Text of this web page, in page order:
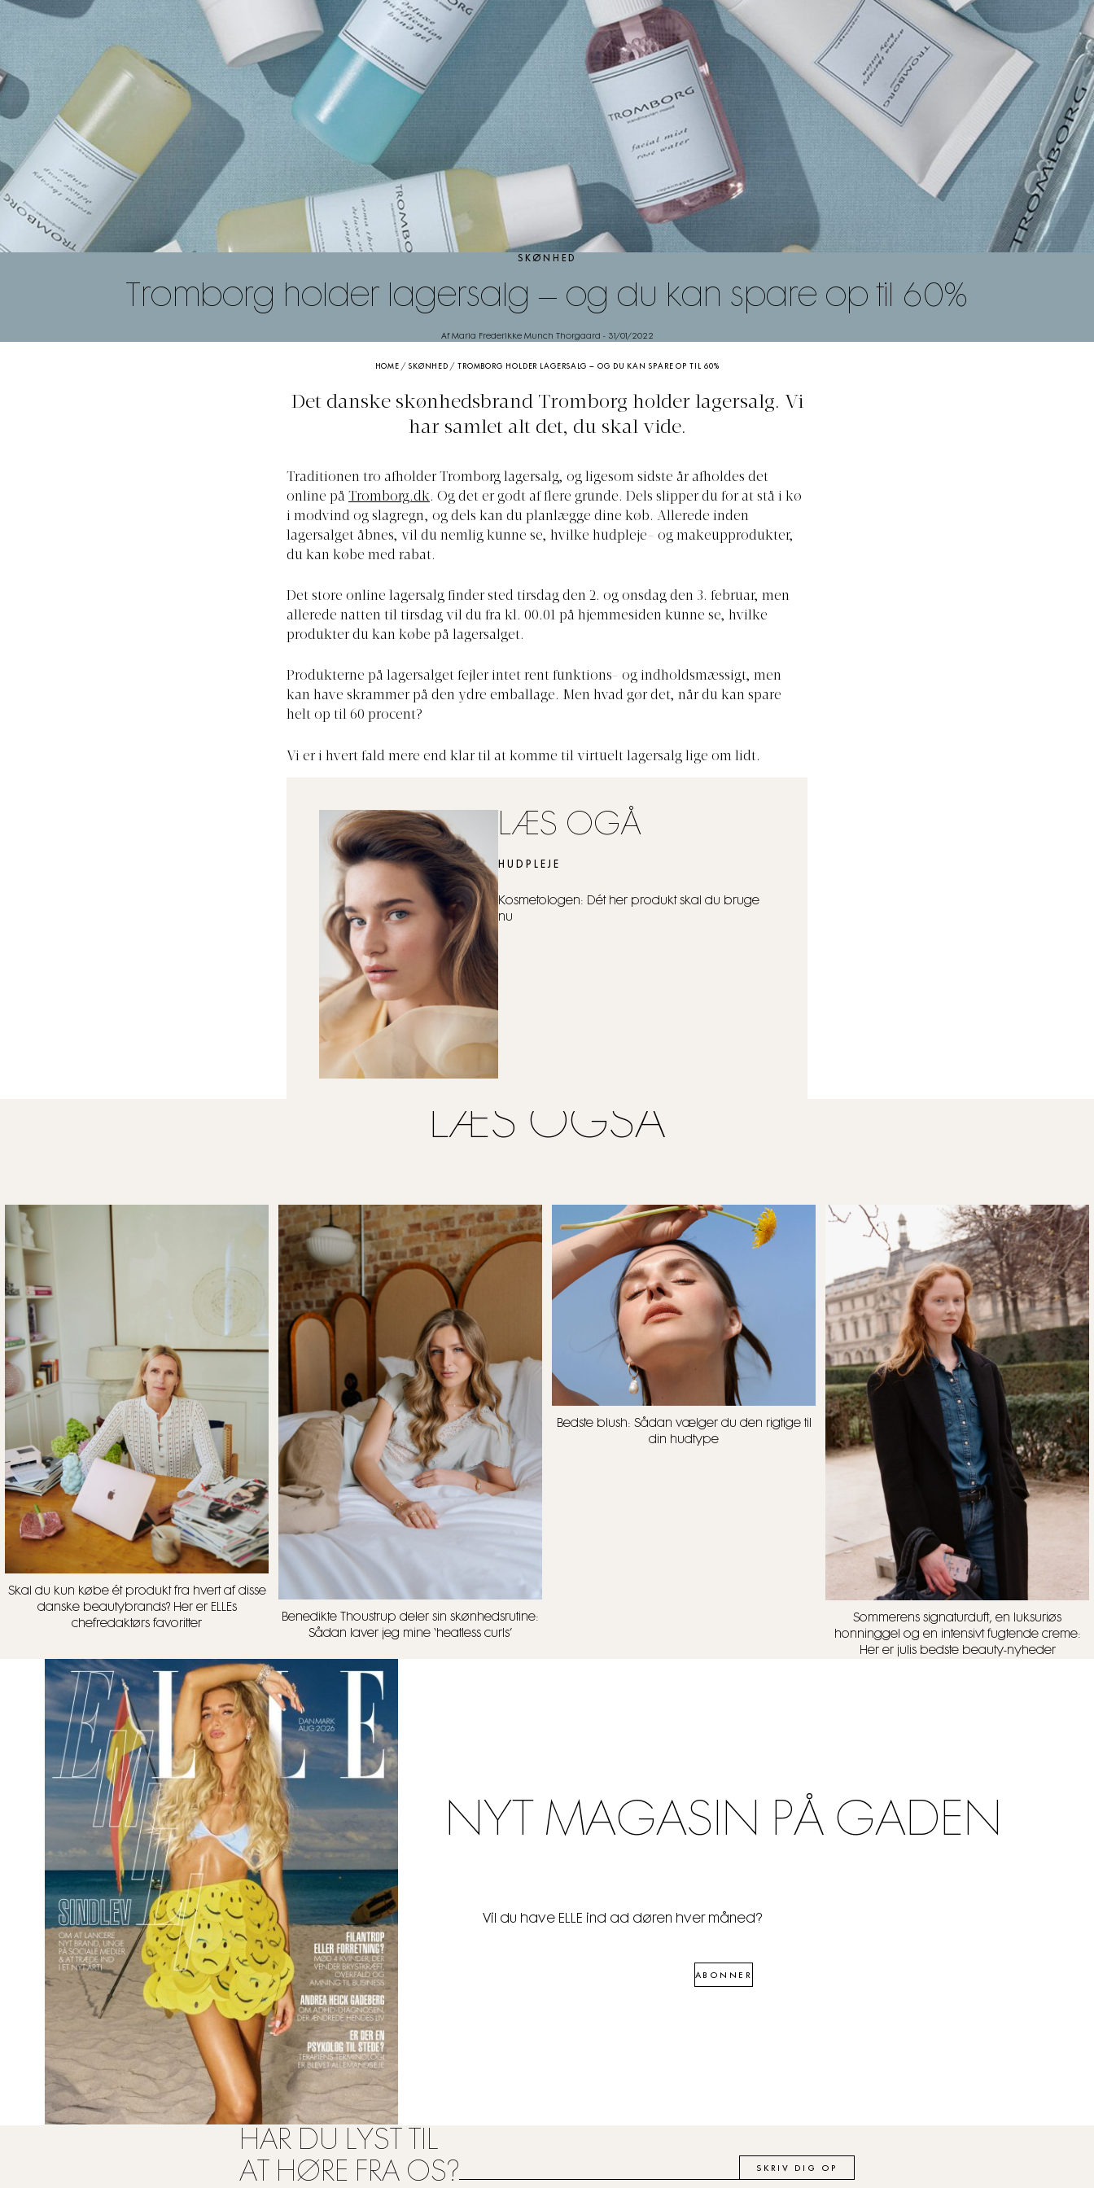
SKØNHED
Tromborg holder lagersalg – og du kan spare op til 60%
Af Maria Frederikke Munch Thorgaard - 31/01/2022
HOME / SKØNHED / TROMBORG HOLDER LAGERSALG – OG DU KAN SPARE OP TIL 60%
Det danske skønhedsbrand Tromborg holder lagersalg. Vi
har samlet alt det, du skal vide.
Traditionen tro afholder Tromborg lagersalg, og ligesom sidste år afholdes det
online på Tromborg.dk. Og det er godt af flere grunde. Dels slipper du for at stå i kø
i modvind og slagregn, og dels kan du planlægge dine køb. Allerede inden
lagersalget åbnes, vil du nemlig kunne se, hvilke hudpleje- og makeupprodukter,
du kan købe med rabat.
Det store online lagersalg finder sted tirsdag den 2. og onsdag den 3. februar, men
allerede natten til tirsdag vil du fra kl. 00.01 på hjemmesiden kunne se, hvilke
produkter du kan købe på lagersalget.
Produkterne på lagersalget fejler intet rent funktions- og indholdsmæssigt, men
kan have skrammer på den ydre emballage. Men hvad gør det, når du kan spare
helt op til 60 procent?
Vi er i hvert fald mere end klar til at komme til virtuelt lagersalg lige om lidt.
LÆS OGÅ
HUDPLEJE
Kosmetologen: Dét her produkt skal du bruge
nu
LÆS OGSÅ
Skal du kun købe ét produkt fra hvert af disse
danske beautybrands? Her er ELLEs
chefredaktørs favoritter
Benedikte Thoustrup deler sin skønhedsrutine:
Sådan laver jeg mine ‘heatless curls’
Bedste blush: Sådan vælger du den rigtige til
din hudtype
Sommerens signaturduft, en luksuriøs
honninggel og en intensivt fugtende creme:
Her er julis bedste beauty-nyheder
NYT MAGASIN PÅ GADEN
Vil du have ELLE ind ad døren hver måned?
ABONNER
HAR DU LYST TIL
AT HØRE FRA OS?
SKRIV DIG OP